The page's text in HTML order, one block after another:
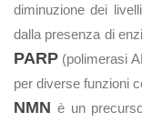
diminuzione dei
dalla presenza di
PARP (polimerasi
per diverse funzioni
NMN è un